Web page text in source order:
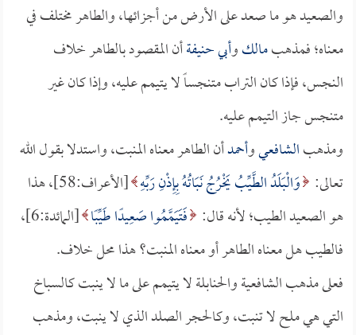
والصعيد هو ما صعد على الأرض من أجزائها، والطاهر مختلف في
معناه؛ فمذهبمالكوأبي حنيفةأن المقصود بالطاهر خلاف
النجس، فإذا كان التراب متنجساً لا يتيمم عليه، وإذا كان غير
متنجس جاز التيمم عليه.
ومذهبالشافعيوأحمدأن الطاهر معناه المنبت، واستدلا بقول الله
تعالى: وَالْبَلَدُ الطَّيِّبُ يَخْرُجُ نَبَاتُهُ بِإِذْنِ رَبِّهِ
[الأعراف:58]، هذا
هو الصعيد الطيب؛ لأنه قال: فَتَيَمَّمُوا صَعِيدًا طَيِّبًا
[المائدة:6]،
فالطيب هل معناه الطاهر أو معناه المنبت؟ هذا محل خلاف.
فعلى مذهب الشافعية والحنابلة لا يتيمم على ما لا ينبت كالسباخ
التي هي ملح لا تنبت، وكالحجر الصلد الذي لا ينبت، ومذهب